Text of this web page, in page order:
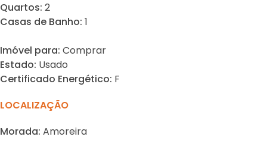
Quartos: 2
Casas de Banho: 1
Imóvel para: Comprar
Estado: Usado
Certificado Energético: F
LOCALIZAÇÃO
Morada: Amoreira